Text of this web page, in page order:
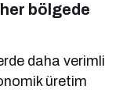
bölgede
daha verimli
üretim